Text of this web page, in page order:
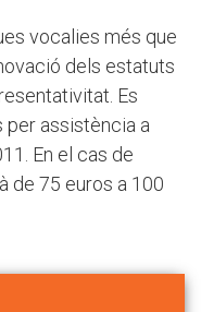
vocalies més que
dels estatuts
Es
per assistència a
En el cas de
de 75 euros a 100